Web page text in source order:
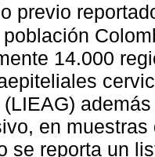
previo
14.000
en
se reporta un